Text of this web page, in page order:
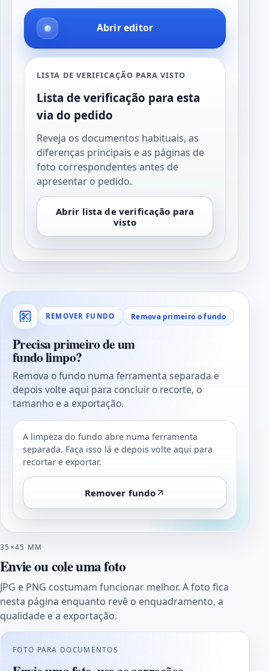
Abrir editor
LISTA DE VERIFICAÇÃO PARA VISTO
Lista de verificação para esta
via do pedido
Reveja os documentos habituais, as
diferenças principais e as páginas de
foto correspondentes antes de
apresentar o pedido.
Abrir lista de verificação para
visto
REMOVER FUNDO Remova primeiro o fundo
Precisa primeiro de um
fundo limpo?
Remova o fundo numa ferramenta separada e
depois volte aqui para concluir o recorte, o
tamanho e a exportação.
A limpeza do fundo abre numa ferramenta
separada. Faça isso lá e depois volte aqui para
recortar e exportar.
Remover fundo
35×45 MM
Envie ou cole uma foto
JPG e PNG costumam funcionar melhor. A foto fica
nesta página enquanto revê o enquadramento, a
qualidade e a exportação.
FOTO PARA DOCUMENTOS